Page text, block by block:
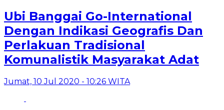
Ubi Banggai Go-International
Dengan Indikasi Geografis Dan
Perlakuan Tradisional
Komunalistik Masyarakat Adat
Jumat, 10 Jul 2020 - 10:26 WITA